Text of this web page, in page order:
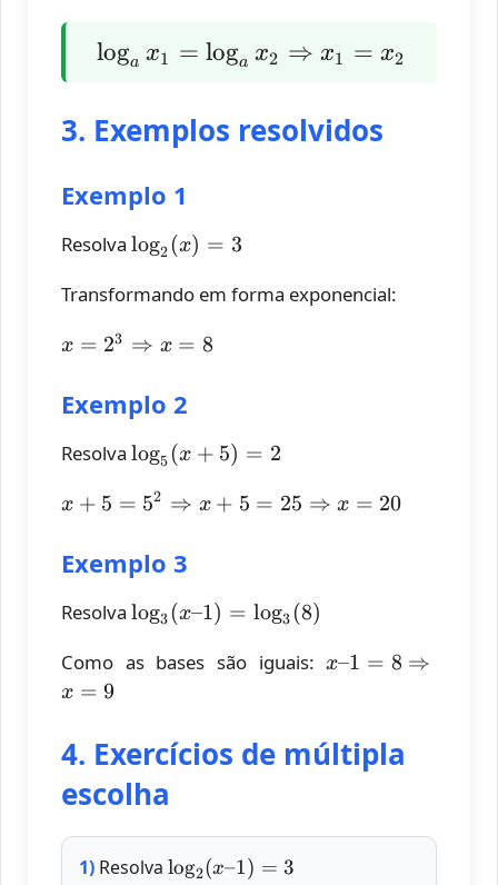
\log_a x_1
\Rightarrow
loga x1 = loga x2 ⇒ x1 = x2
3. Exemplos resolvidos
Exemplo 1
Resolva \log_2
3
log2 (x) = 3
Transformando em forma exponencial:
x = 2^3
x = 8
x = 23 ⇒ x = 8
Exemplo 2
Resolva \log_5
5) = 2
log5 (x + 5) = 2
x + 5 = 5^2
x + 5 = 25
\Rightarrow
x = 20
x + 5 = 52 ⇒ x + 5 = 25 ⇒ x = 20
Exemplo 3
Resolva \log_3
1) =
log3 (x–1) = log3 (8)
Como as bases são iguais:x – 1 = 8
x–1 = 8 ⇒
x = 9
4. Exercícios de múltipla
escolha
1) Resolva \log_2
log2(x–1) = 3